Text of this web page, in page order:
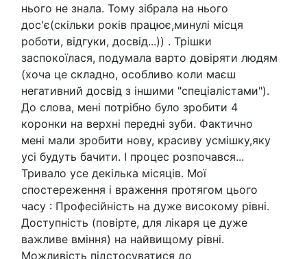
нього не знала. Тому зібрала на нього
дос'є(скільки років працює,минулі місця
роботи, відгуки, досвід...)) . Трішки
заспокоїлася, подумала варто довіряти людям
(хоча це складно, особливо коли маєш
негативний досвід з іншими "спеціалістами").
До слова, мені потрібно було зробити 4
коронки на верхні передні зуби. Фактично
мені мали зробити нову, красиву усмішку,яку
усі будуть бачити. І процес розпочався...
Тривало усе декілька місяців. Мої
спостереження і враження протягом цього
часу : Професійність на дуже високому рівні.
Доступність (повірте, для лікаря це дуже
важливе вміння) на найвищому рівні.
Можливість підстосуватися до